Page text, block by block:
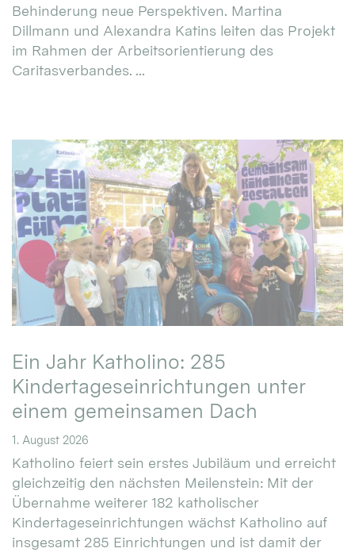
Behinderung neue Perspektiven. Martina
Dillmann und Alexandra Katins leiten das Projekt
im Rahmen der Arbeitsorientierung des
Caritasverbandes. ...
Ein Jahr Katholino: 285
Kindertageseinrichtungen unter
einem gemeinsamen Dach
1. August 2026
Katholino feiert sein erstes Jubiläum und erreicht
gleichzeitig den nächsten Meilenstein: Mit der
Übernahme weiterer 182 katholischer
Kindertageseinrichtungen wächst Katholino auf
insgesamt 285 Einrichtungen und ist damit der